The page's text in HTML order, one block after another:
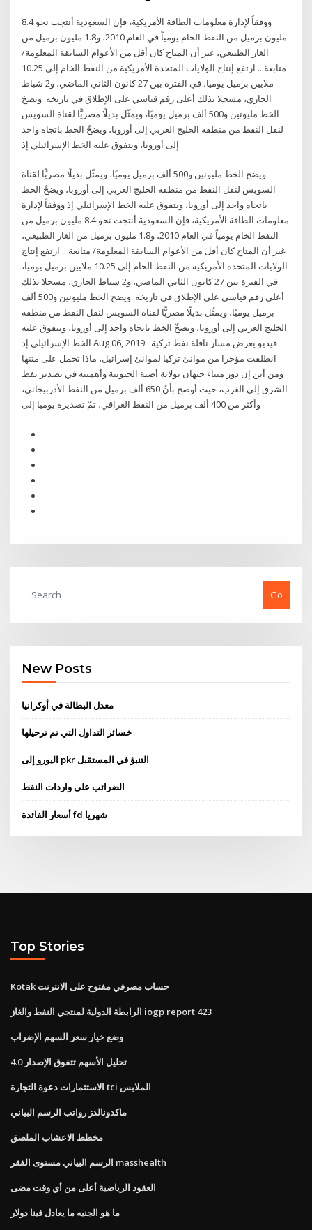
ووفقاً لإدارة معلومات الطاقة الأمريكية، فإن السعودية أنتجت نحو 8.4
مليون برميل من النفط الخام يومياً في العام 2010، و1.8 مليون برميل من
الغاز الطبيعي، غير أن المتاح كان أقل من الأعوام السابقة المعلومة/
متابعة .. ارتفع إنتاج الولايات المتحدة الأمريكية من النفط الخام إلى 10.25
ملايين برميل يوميا، في الفترة بين 27 كانون الثاني الماضي، و2 شباط
الجاري، مسجلا بذلك أعلى رقم قياسي على الإطلاق في تاريخه. ويضخ
الخط مليونين و500 ألف برميل يوميًا، ويمثّل بديلًا مصريًّا لقناة السويس
لنقل النفط من منطقة الخليج العربي إلى أوروبا، ويضخّ الخط باتجاه واحد
إلى أوروبا، ويتفوق عليه الخط الإسرائيلي إذ
ويضخ الخط مليونين و500 ألف برميل يوميًا، ويمثّل بديلًا مصريًّا لقناة
السويس لنقل النفط من منطقة الخليج العربي إلى أوروبا، ويضخّ الخط
باتجاه واحد إلى أوروبا، ويتفوق عليه الخط الإسرائيلي إذ ووفقاً لإدارة
معلومات الطاقة الأمريكية، فإن السعودية أنتجت نحو 8.4 مليون برميل من
النفط الخام يومياً في العام 2010، و1.8 مليون برميل من الغاز الطبيعي،
غير أن المتاح كان أقل من الأعوام السابقة المعلومة/ متابعة .. ارتفع إنتاج
الولايات المتحدة الأمريكية من النفط الخام إلى 10.25 ملايين برميل يوميا،
في الفترة بين 27 كانون الثاني الماضي، و2 شباط الجاري، مسجلا بذلك
أعلى رقم قياسي على الإطلاق في تاريخه. ويضخ الخط مليونين و500 ألف
برميل يوميًا، ويمثّل بديلًا مصريًّا لقناة السويس لنقل النفط من منطقة
الخليج العربي إلى أوروبا، ويضخّ الخط باتجاه واحد إلى أوروبا، ويتفوق عليه
الخط الإسرائيلي إذ Aug 06, 2019 · فيديو يعرض مسار ناقلة نفط تركية
انطلقت مؤخرا من موانئ تركيا لموانئ إسرائيل، ماذا تحمل على متنها
ومن أين إن دور ميناء جيهان بولاية أضنة الجنوبية وأهميته في تصدير نفط
الشرق إلى الغرب، حيث أوضح بأنّ 650 ألف برميل من النفط الأذربيجاني،
وأكثر من 400 ألف برميل من النفط العراقي، تمّ تصديره يوميا إلى
Go
New Posts
معدل البطالة في أوكرانيا
خسائر التداول التي تم ترحيلها
اليورو إلى pkr التنبؤ في المستقبل
الضرائب على واردات النفط
أسعار الفائدة fd شهريا
Top Stories
Kotak حساب مصرفي مفتوح على الانترنت
الرابطة الدولية لمنتجي النفط والغاز iogp report 423
وضع خيار سعر السهم الإضراب
تحليل الأسهم تتفوق الإصدار 4.0
الاستثمارات دعوة التجارة tci الملابس
ماكدونالدز رواتب الرسم البياني
مخطط الاعشاب الملصق
الرسم البياني مستوى الفقر masshealth
العقود الرياضية أعلى من أي وقت مضى
ما هو الجنيه ما يعادل فينا دولار